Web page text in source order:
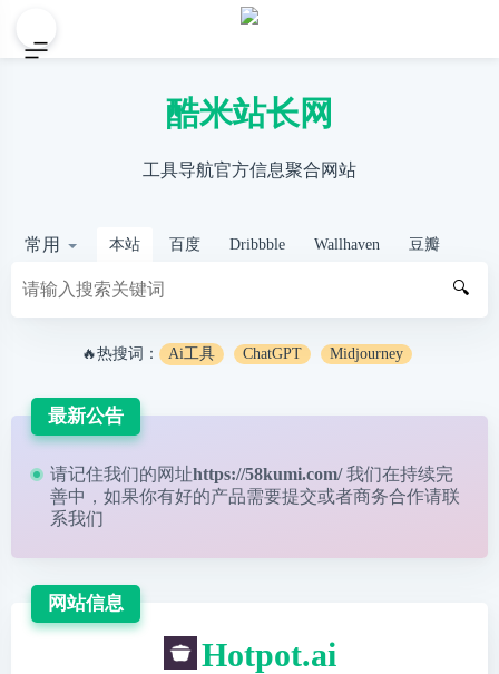
酷米站长网
工具导航官方信息聚合网站
常用 本站 百度 Dribbble Wallhaven 豆瓣
🔍
🔥热搜词： Ai工具 ChatGPT Midjourney
最新公告
请记住我们的网址https://58kumi.com/ 我们在持续完
善中，如果你有好的产品需要提交或者商务合作请联
系我们
网站信息
Hotpot.ai